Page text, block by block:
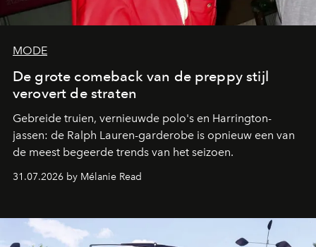
MODE
De grote comeback van de preppy stijl
verovert de straten
Gebreide truien, vernieuwde polo's en Harrington-
jassen: de Ralph Lauren-garderobe is opnieuw een van
de meest begeerde trends van het seizoen.
31.07.2026 by Mélanie Read